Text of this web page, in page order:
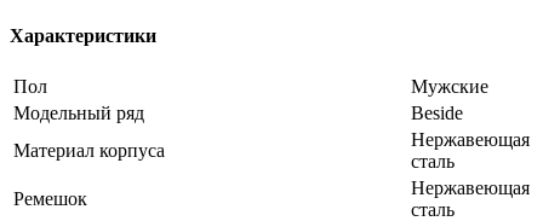
Характеристики
Пол
Мужские
Модельный ряд
Beside
Материал корпуса
Нержавеющая
сталь
Ремешок
Нержавеющая
сталь